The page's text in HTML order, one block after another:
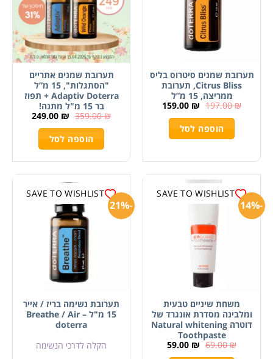
תערובת שמנים סיטרוס בליס
Citrus Bliss, תערובת
ממריצה, 15 מ”ל
197.00₪
159.00 ₪
הוספה לסל
תערובת שמנים אתריים
"הסתגלות", 15 מ”ל
Adaptiv Doterra + תפוז
בר 15 מ"ל מתנה!
359.00₪
249.00 ₪
הוספה לסל
SAVE TO WISHLIST
-14%
משחת שיניים טבעית
ומלבינה מסדרת אונגרד של
דוטרה Natural whitening
Toothpaste
69.00₪
59.00 ₪
SAVE TO WISHLIST
-21%
תערובת נשימה בריז / אייר
15 מ"ל – Breathe / Air
doterra
הקלה לדרכי הנשימה